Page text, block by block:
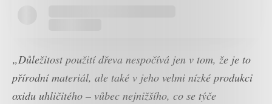
„Důležitost použití dřeva nespočívá jen v tom, že je to
přírodní materiál, ale také v jeho velmi nízké produkci
oxidu uhličitého – vůbec nejnižšího, co se týče